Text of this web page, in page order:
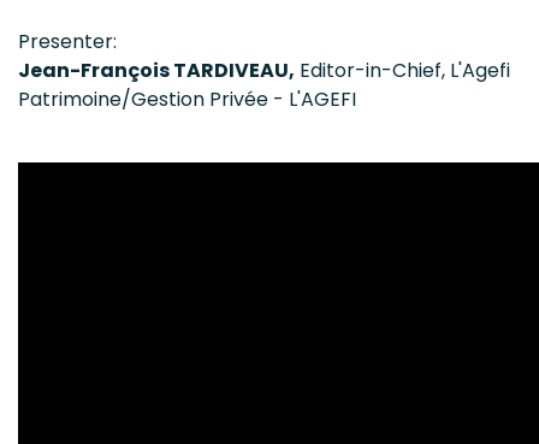
Presenter:
Jean-François TARDIVEAU, Editor-in-Chief, L'Agefi
Patrimoine/Gestion Privée - L'AGEFI